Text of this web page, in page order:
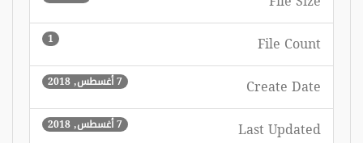
File Count
1
Create Date 7 أغسطس, 2018
Last Updated 7 أغسطس, 2018